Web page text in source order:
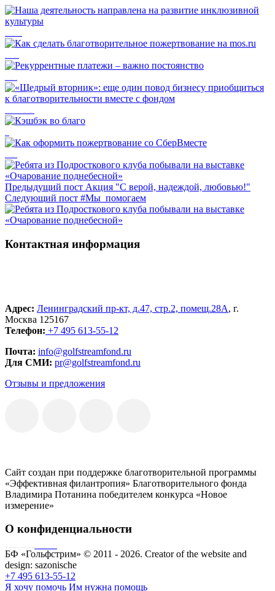
Предыдущий пост Акция "С верой, надеждой, любовью!"
Следующий пост #Мы_помогаем
Контактная информация
Адрес: Ленинградский пр-кт, д.47, стр.2, помещ.28А, г.
Москва 125167
Телефон: +7 495 613-55-12
Почта: info@golfstreamfond.ru
Для СМИ: pr@golfstreamfond.ru
Отзывы и предложения
Сайт создан при поддержке благотворительной программы
«Эффективная филантропия» Благотворительного фонда
Владимира Потанина победителем конкурса «Новое
измерение»
О конфиденциальности
БФ «Гольфстрим» © 2011 - 2026. Creator of the website and
design: sazonische
+7 495 613-55-12
Я хочу помочь Им нужна помощь